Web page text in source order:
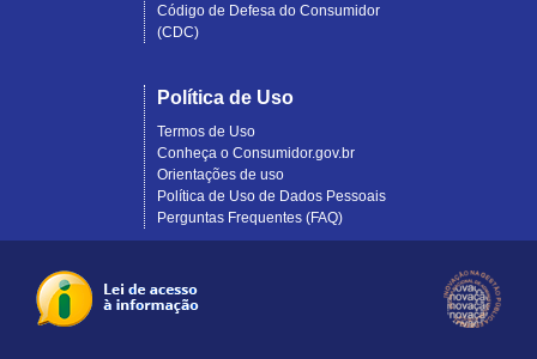
Código de Defesa do Consumidor
(CDC)
Política de Uso
Termos de Uso
Conheça o Consumidor.gov.br
Orientações de uso
Política de Uso de Dados Pessoais
Perguntas Frequentes (FAQ)